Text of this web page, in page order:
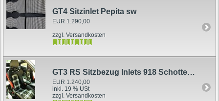
GT4 Sitzinlet Pepita sw
EUR 1.290,00
zzgl. Versandkosten
GT3 RS Sitzbezug Inlets 918 Schottenkaro beige klappbar
EUR 1.240,00
inkl. 19 % USt
zzgl. Versandkosten